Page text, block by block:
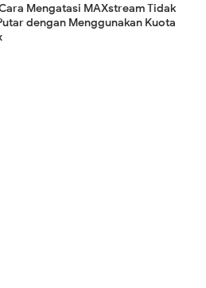
Mengatasi MAXstream Tidak
dengan Menggunakan Kuota